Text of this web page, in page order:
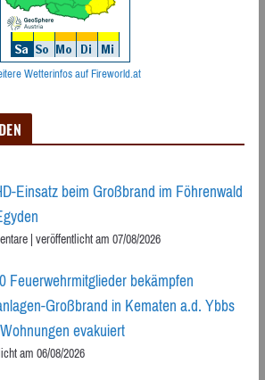
Wetterinfos auf Fireworld.at
Einsatz beim Großbrand im Föhrenwald
|veröffentlicht am 07/08/2026
Feuerwehrmitglieder bekämpfen
Großbrand in Kematen a.d. Ybbs
evakuiert
am 06/08/2026